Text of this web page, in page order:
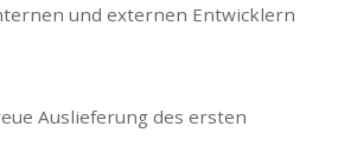
und externen Entwicklern
Auslieferung des ersten